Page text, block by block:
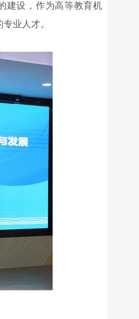
建设，作为高等教育机
业人才。